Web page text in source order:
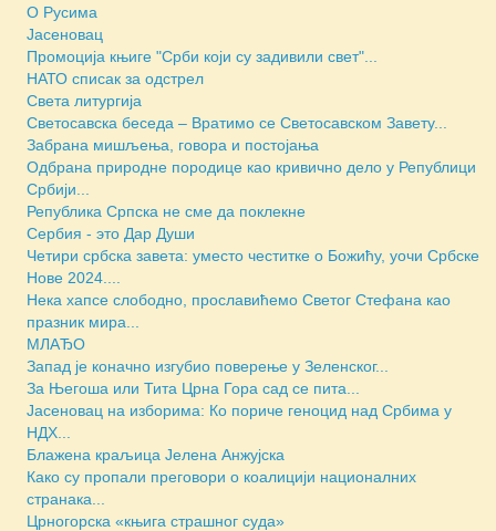
О Русима
Јасеновац
Промоција књиге "Срби који су задивили свет"...
НАТО списак за одстрел
Света литургија
Светосавска беседа – Вратимо се Светосавском Завету...
Забрана мишљења, говора и постојања
Одбрана природне породице као кривично дело у Републици
Србији...
Република Српска не сме да поклекне
Сербия - это Дар Души
Четири србска завета: уместо честитке о Божићу, уочи Србске
Нове 2024....
Нека хапсе слободно, прославићемо Светог Стефана као
празник мира...
МЛАЂО
Запад је коначно изгубио поверење у Зеленског...
За Његоша или Тита Црна Гора сад се пита...
Јасеновац на изборима: Ко пориче геноцид над Србима у
НДХ...
Блажена краљица Јелена Анжујска
Како су пропали преговори о коалицији националних
странака...
Црногорска «књига страшног суда»